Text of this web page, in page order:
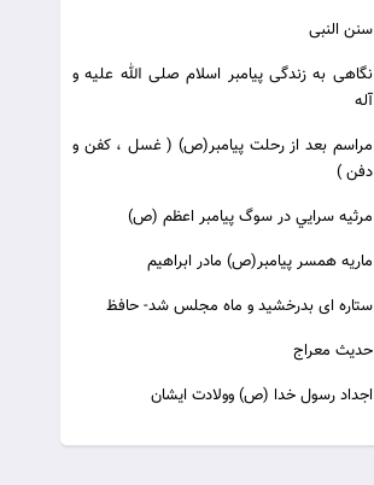
سنن النبی
نگاهی به زندگی پیامبر اسلام صلی الله علیه و
آله
مراسم بعد از رحلت پيامبر(ص) ( غسل ، كفن و
دفن )
مرثيه سرايي در سوگ پيامبر اعظم (ص)
ماریه همسر پیامبر(ص) مادر ابراهیم
ستاره ای بدرخشید و ماه مجلس شد- حافظ
حدیث معراج
اجداد رسول خدا (ص) وولادت ایشان